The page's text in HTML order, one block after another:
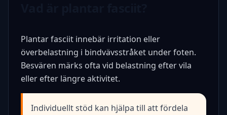
Plantar fasciit innebär irritation eller
överbelastning i bindvävsstråket under foten.
Besvären märks ofta vid belastning efter vila
eller efter längre aktivitet.
Individuellt stöd kan hjälpa till att fördela